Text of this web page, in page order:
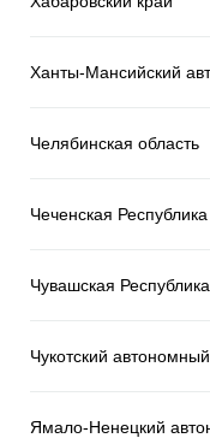
Ханты-Мансийский
Челябинская область
Чеченская Республика
Чувашская Республика
Чукотский
Ямало-Ненецкий